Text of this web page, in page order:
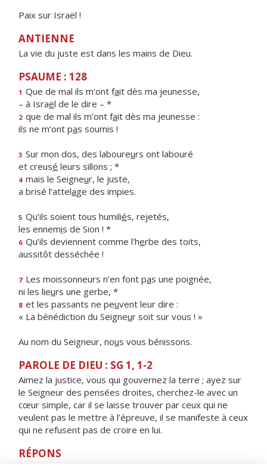
Paix sur Israël !
ANTIENNE
La vie du juste est dans les mains de Dieu.
PSAUME : 128
1 Que de mal ils m’ont fait dès ma jeunesse,
– à Israël de le dire – *
2 que de mal ils m’ont fait dès ma jeunesse :
ils ne m’ont pas soumis !
3 Sur mon dos, des laboureurs ont labouré
et creusé leurs sillons ; *
4 mais le Seigneur, le juste,
a brisé l’attelage des impies.
5 Qu’ils soient tous humiliés, rejetés,
les ennemis de Sion ! *
6 Qu’ils deviennent comme l’herbe des toits,
aussitôt desséchée !
7 Les moissonneurs n’en font pas une poignée,
ni les lieurs une gerbe, *
8 et les passants ne peuvent leur dire :
« La bénédiction du Seigneur soit sur vous ! »
Au nom du Seigneur, nous vous bénissons.
PAROLE DE DIEU : SG 1, 1-2
Aimez la justice, vous qui gouvernez la terre ; ayez sur
le Seigneur des pensées droites, cherchez-le avec un
cœur simple, car il se laisse trouver par ceux qui ne
veulent pas le mettre à l’épreuve, il se manifeste à ceux
qui ne refusent pas de croire en lui.
RÉPONS